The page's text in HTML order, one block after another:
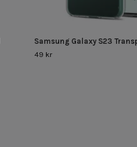
Samsung Galaxy S23
49 kr